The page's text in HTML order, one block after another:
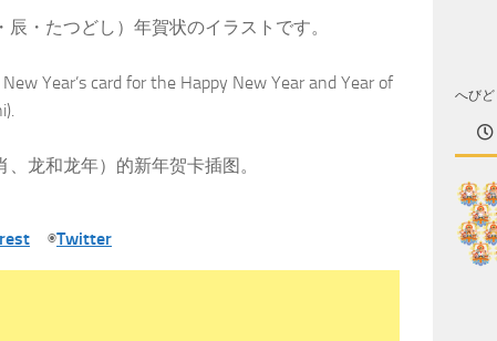
・たつどし）年賀状のイラストです。
Year’s card for the Happy New Year and Year of
龙和龙年）的新年贺卡插图。
◉Twitter
へび